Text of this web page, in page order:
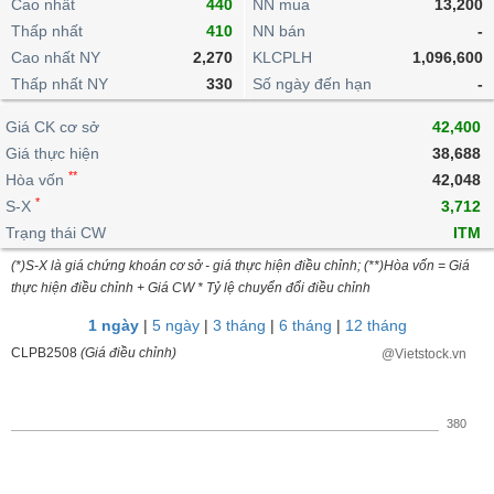
Giao
dịch
nội
bộ
Niên
giám
Tài
liệu
cổ
đông
Định
giá
Nước
ngoài
Tự
doanh
Top
cổ
phiếu
Bản
giao
dịch
Chứng
quyền
Tổng
quan
Thống
kê
dịch
Định
Thống
kê
giao
dịch
Tin
tức
tích
kỹ
thuật
Bảng
giá
Bộ
lọc
cổ
phiếu
sánh
mô
lai
Chứng
quyền
Trái
phiếu
doanh
nghiệp
Đào
Dịch
vụ
Cao nhất
440
Thấp nhất
410
Cao nhất NY
2,270
Thấp nhất NY
330
NN mua
13,200
NN bán
-
KLCPLH
1,096,600
Số ngày đến hạn
-
Giá CK cơ sở
42,400
Giá thực hiện
38,688
Hòa vốn **
42,048
S-X *
3,712
Trạng thái CW
ITM
(*)S-X là giá chứng khoán cơ sở - giá thực hiện điều chỉnh; (**)Hòa vốn = Giá
thực hiện điều chỉnh + Giá CW * Tỷ lệ chuyển đổi điều chỉnh
1 ngày| 5 ngày| 3 tháng | 6 tháng | 12 tháng
CLPB2508 (Giá điều chỉnh) @Vietstock.vn
380
BẤT
ĐỘNG
SẢN
TÀI
CHÍNH
HÀNG
HÓA